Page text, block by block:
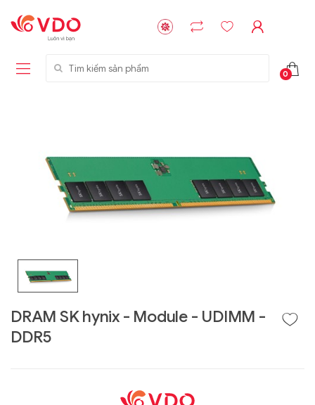
Tìm kiếm sản phẩm
0
DRAM SK hynix - Module - UDIMM -
DDR5
NVMe™ SSD
Storage Micron -
64GB - 15.36TB
GIGABYTE
G593-ZD1 (rev.
AAX1)